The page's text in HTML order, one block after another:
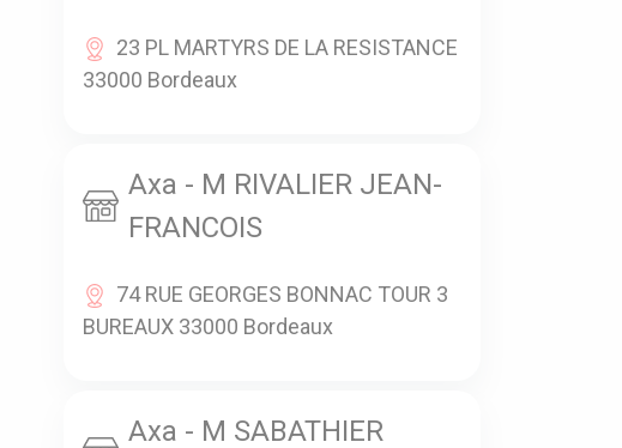
23 PL MARTYRS DE LA RESISTANCE
33000 Bordeaux
Axa - M RIVALIER JEAN-
FRANCOIS
74 RUE GEORGES BONNAC TOUR 3
BUREAUX 33000 Bordeaux
Axa - M SABATHIER